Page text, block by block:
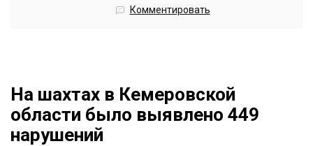
Комментировать
На шахтах в Кемеровской
области было выявлено 449
нарушений